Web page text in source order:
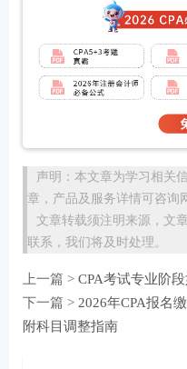
声明：本文章为学习相关
章，产品及服务详情可咨询
文章转载须注明来源，文
联系，我们将及时处理。
上一篇 > CPA考试专业阶
下一篇 > 2026年CPA报名
附科目调整指南